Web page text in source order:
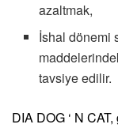
azaltmak,
İshal dönemi
tavsiye edilir.
DIA DOG ‘ N